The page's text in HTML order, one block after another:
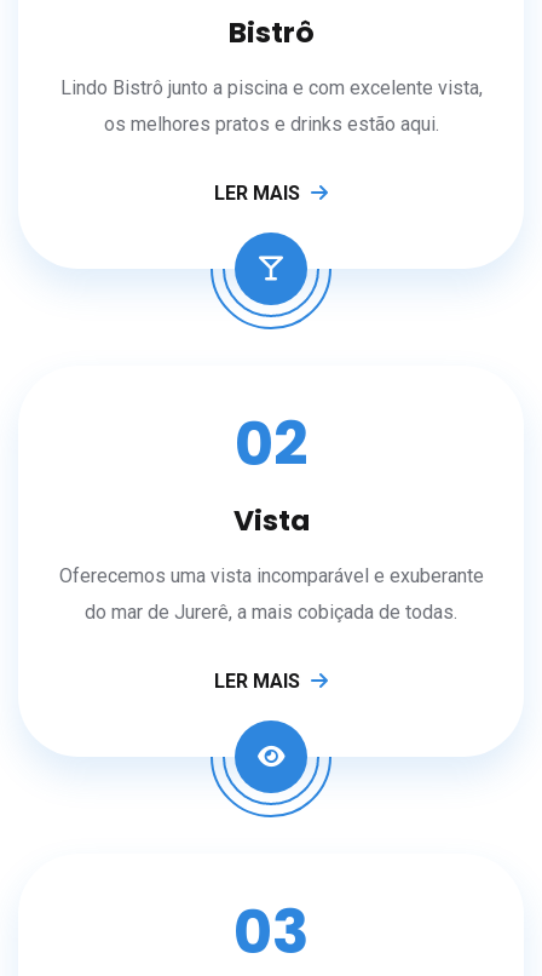
Bistrô
Lindo Bistrô junto a piscina e com excelente vista,
os melhores pratos e drinks estão aqui.
LER MAIS
02
Vista
Oferecemos uma vista incomparável e exuberante
do mar de Jurerê, a mais cobiçada de todas.
LER MAIS
03